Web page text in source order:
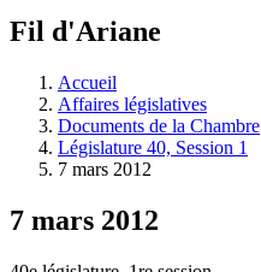
à
législative.
Fil d'Ariane
Accueil
Affaires législatives
Documents de la Chambre
Législature 40, Session 1
7 mars 2012
7 mars 2012